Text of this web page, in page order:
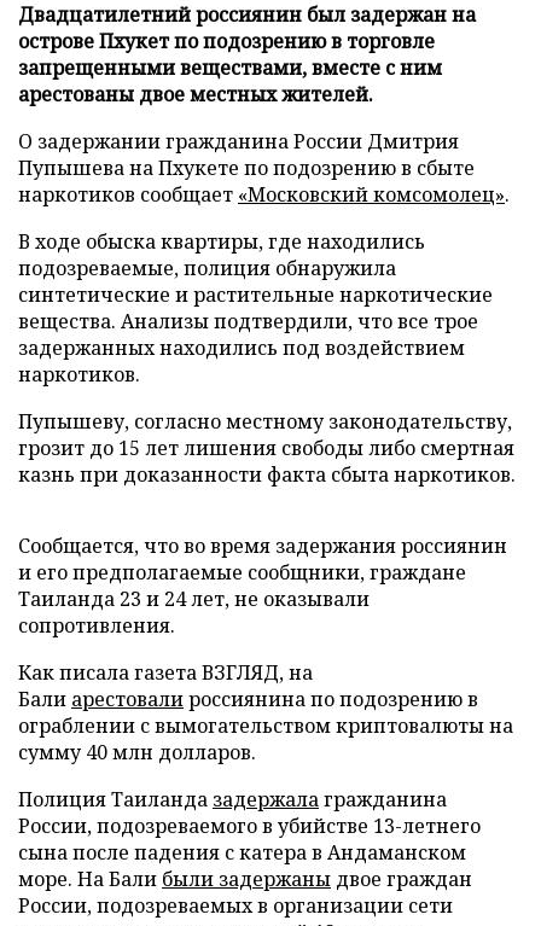
Двадцатилетний россиянин был задержан на
острове Пхукет по подозрению в торговле
запрещенными веществами, вместе с ним
арестованы двое местных жителей.
О задержании гражданина России Дмитрия
Пупышева на Пхукете по подозрению в сбыте
наркотиков сообщает «Московский комсомолец».
В ходе обыска квартиры, где находились
подозреваемые, полиция обнаружила
синтетические и растительные наркотические
вещества. Анализы подтвердили, что все трое
задержанных находились под воздействием
наркотиков.
Пупышеву, согласно местному законодательству,
грозит до 15 лет лишения свободы либо смертная
казнь при доказанности факта сбыта наркотиков.
Сообщается, что во время задержания россиянин
и его предполагаемые сообщники, граждане
Таиланда 23 и 24 лет, не оказывали
сопротивления.
Как писала газета ВЗГЛЯД, на
Бали арестовалироссиянина по подозрению в
ограблении с вымогательством криптовалюты на
сумму 40 млн долларов.
Полиция Таиланда задержалагражданина
России, подозреваемого в убийстве 13-летнего
сына после падения с катера в Андаманском
море. На Бали были задержаны двое граждан
России, подозреваемых в организации сети